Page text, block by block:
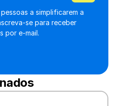
a simplificarem a
se para receber
por e-mail.